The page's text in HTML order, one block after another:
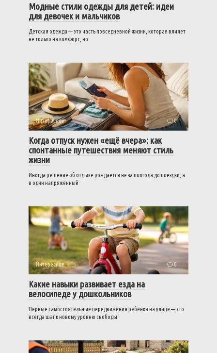
Модные стили одежды для детей: идеи
для девочек и мальчиков
Детская одежда — это часть повседневной жизни, которая влияет
не только на комфорт, но
Интересное 0
Когда отпуск нужен «ещё вчера»: как
спонтанные путешествия меняют стиль
жизни
Иногда решение об отдыхе рождается не за полгода до поездки, а
в один напряжённый
Интересное 0
Какие навыки развивает езда на
велосипеде у дошкольников
Первые самостоятельные передвижения ребёнка на улице — это
всегда шаг к новому уровню свободы.